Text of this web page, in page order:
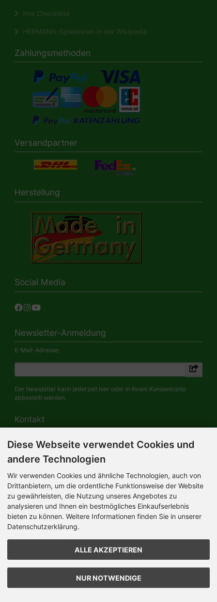
Ihre Checkliste
HERMANN-Spielwaren in der Wikipedia
Zahlungsmethoden
Versandpartner
Herstellung
Social Media
Newsletter-Anmeldung
E-Mail-Adresse:
Der Newsletter kann jederzeit hier oder in Ihrem Kundenkonto
abbestellt werden.
Kontakt
HERMANN-Spielwaren GmbH
Werksverkauf / Postadresse:
Im Grund 9-11
Mo-Do 8.00 bis 16.30 Uhr
Bürozeiten:
Mo-Do 8.00 bis 16.30 Uhr
Fr 8.00 bis 12.30 Uhr
+49 (0) 09561 85900
info@hermann.de
Geschäftsführer
Martin Hermann
Handelsregister Amtsgericht Coburg
Diese Webseite verwendet Cookies und
andere Technologien
Wir verwenden Cookies und ähnliche Technologien, auch von
Drittanbietern, um die ordentliche Funktionsweise der Website
zu gewährleisten, die Nutzung unseres Angebotes zu
analysieren und Ihnen ein bestmögliches Einkaufserlebnis
bieten zu können. Weitere Informationen finden Sie in unserer
Datenschutzerklärung.
ALLE AKZEPTIEREN
NUR NOTWENDIGE